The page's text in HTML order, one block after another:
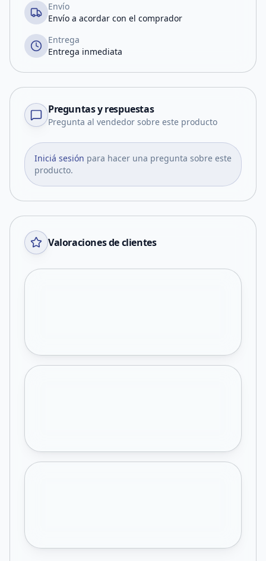
Envío
Envío a acordar con el comprador
Entrega
Entrega inmediata
Preguntas y respuestas
Pregunta al vendedor sobre este producto
Iniciá sesión para hacer una pregunta sobre este
producto.
Valoraciones de clientes